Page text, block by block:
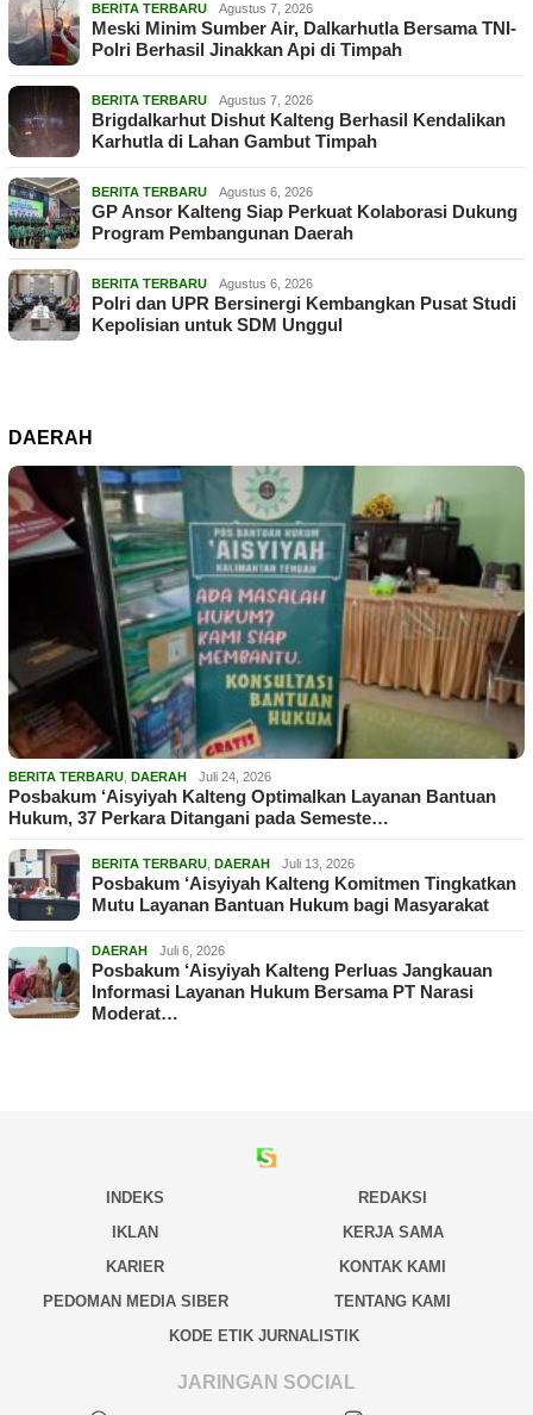
BERITA TERBARU Agustus 7, 2026
Meski Minim Sumber Air, Dalkarhutla Bersama TNI-
Polri Berhasil Jinakkan Api di Timpah
BERITA TERBARU Agustus 7, 2026
Brigdalkarhut Dishut Kalteng Berhasil Kendalikan
Karhutla di Lahan Gambut Timpah
BERITA TERBARU Agustus 6, 2026
GP Ansor Kalteng Siap Perkuat Kolaborasi Dukung
Program Pembangunan Daerah
BERITA TERBARU Agustus 6, 2026
Polri dan UPR Bersinergi Kembangkan Pusat Studi
Kepolisian untuk SDM Unggul
DAERAH
BERITA TERBARU DAERAH Juli 24, 2026
Posbakum ‘Aisyiyah Kalteng Optimalkan Layanan Bantuan
Hukum, 37 Perkara Ditangani pada Semeste…
BERITA TERBARU DAERAH Juli 13, 2026
Posbakum ‘Aisyiyah Kalteng Komitmen Tingkatkan
Mutu Layanan Bantuan Hukum bagi Masyarakat
DAERAH Juli 6, 2026
Posbakum ‘Aisyiyah Kalteng Perluas Jangkauan
Informasi Layanan Hukum Bersama PT Narasi
Moderat…
INDEKS
REDAKSI
IKLAN
KERJA SAMA
KARIER
KONTAK KAMI
PEDOMAN MEDIA SIBER
TENTANG KAMI
KODE ETIK JURNALISTIK
JARINGAN SOCIAL